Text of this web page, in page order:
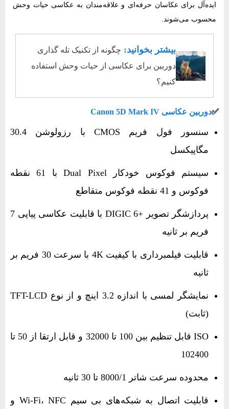
ایده‌آل برای عکاسان حرفه‌ای و علاقه‌مندان به عکاسی حیات وحش
محسوب می‌شوند.
بیشتر بخوانید: چگونه از تکنیک تله گذاری
دوربین برای عکاسی از حیات وحش استفاده
کنیم؟
✅​دوربین عکاسی Canon 5D Mark IV
سنسور فول‌ فریم CMOS با رزولوشن 30.4
مگاپیکسل
سیستم فوکوس خودکار Dual Pixel با 61 نقطه
فوکوس و 41 نقطه فوکوس متقاطع
پردازشگر تصویر +DIGIC 6 با قابلیت عکاسی پیاپی 7
فریم بر ثانیه
قابلیت فیلمبرداری با کیفیت 4K با سرعت 30 فریم بر
ثانیه
نمایشگر لمسی با اندازه 3.2 اینچ و از نوع TFT-LCD
(ثابت)
ISO قابل تنظیم بین 100 تا 32000 و قابل ارتقا از 50 تا
102400
محدوده سرعت شاتر 8000/1 تا 30 ثانیه
قابلیت اتصال به شبکه‌های بی‌ سیم Wi-Fi، NFC و